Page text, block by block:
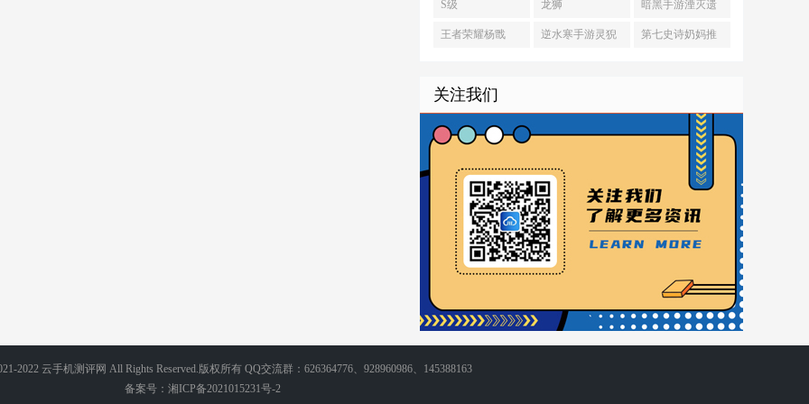
S级 龙狮 暗黑手游湮灭遗
族外观怎么获得
王者荣耀杨戬 逆水寒手游灵猊 第七史诗奶妈推
关注我们
2022 云手机测评网 All Rights Reserved.版权所有 QQ交流群：626364776、928960986、145388163
备案号： 湘ICP备2021015231号-2